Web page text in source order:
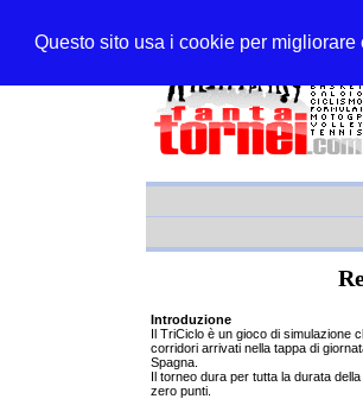
Questo sito usa i cookie per
Introduzione
Il TriCiclo è un gioco di simulazione
corridori arrivati nella tappa di
Spagna.
Il torneo dura per tutta la durata
zero punti.